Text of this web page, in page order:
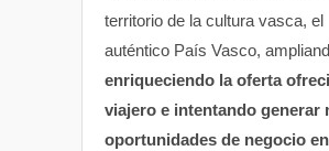
territorio de la cultura vasca, el
auténtico País Vasco,
enriqueciendo la oferta
viajero e intentando generar
oportunidades de negocio